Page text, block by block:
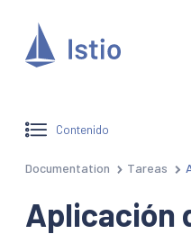
Contenido
Documentation Tareas
Aplicación